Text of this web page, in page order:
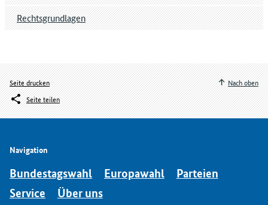
Rechtsgrundlagen
Seite drucken
Seite teilen
Nach oben
Navigation
Bundestagswahl Europawahl
Parteien
Service
Über uns